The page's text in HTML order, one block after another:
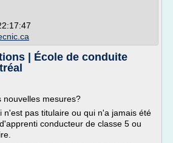
| École de conduite
nouvelles mesures?
n'est pas titulaire ou qui n'a jamais été
conducteur de classe 5 ou